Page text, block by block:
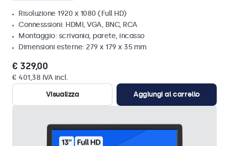
Risoluzione 1920 x 1080 (Full HD)
Connesssioni: HDMI, VGA, BNC, RCA
Montaggio: scrivania, parete, incasso
Dimensioni esterne: 279 x 179 x 35 mm
€ 329,00
€ 401,38 IVA incl.
Visualizza
Aggiungi al carrello